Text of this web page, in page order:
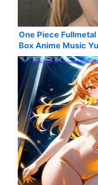
One Piece
Box Anime Music